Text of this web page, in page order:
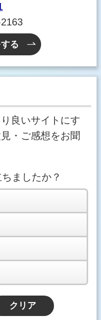
る
良いサイトにす
・ご感想をお聞
ましたか？